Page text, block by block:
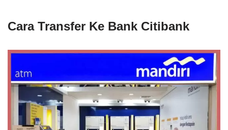
Cara Transfer Ke Bank Citibank